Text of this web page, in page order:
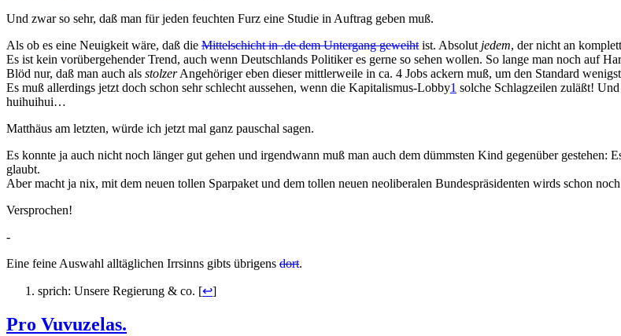
Und zwar so sehr, daß man für jeden feuchten Furz eine Studie in Auftrag geben muß.
Als ob es eine Neuigkeit wäre, daß die Mittelschicht in .de dem Untergang geweiht ist. Absolut jedem, der nicht an
Es ist kein vorübergehender Trend, auch wenn Deutschlands Politiker es gerne so sehen wollen. So lange man noch auf
Blöd nur, daß man auch als stolzerAngehöriger eben dieser mittlerweile in ca. 4 Jobs ackern muß, um den Standard
Es muß allerdings jetzt doch schon sehr schlecht aussehen, wenn die Kapitalismus-Lobby1 solche Schlagzeilen zuläßt!
huihuihui…
Matthäus am letzten, würde ich jetzt mal ganz pauschal sagen.
Es konnte ja auch nicht noch länger gut gehen und irgendwann muß man auch dem dümmsten Kind gegenüber gestehen:
glaubt.
Aber macht ja nix, mit dem neuen tollen Sparpaket und dem tollen neuen neoliberalen Bundespräsidenten wirds schon
Versprochen!
-
Eine feine Auswahl alltäglichen Irrsinns gibts übrigens dort.
sprich: Unsere Regierung & co. [↩]
Pro Vuvuzelas.